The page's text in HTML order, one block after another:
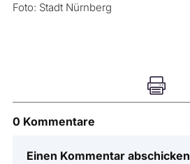
Foto: Stadt Nürnberg

0 Kommentare
Einen Kommentar abschicken